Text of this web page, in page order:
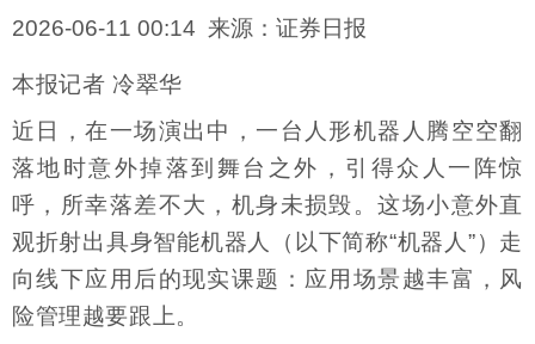
2026-06-11 00:14 来源：证券日报
本报记者 冷翠华
近日，在一场演出中，一台人形机器人腾空空翻
落地时意外掉落到舞台之外，引得众人一阵惊
呼，所幸落差不大，机身未损毁。这场小意外直
观折射出具身智能机器人（以下简称“机器人”）走
向线下应用后的现实课题：应用场景越丰富，风
险管理越要跟上。